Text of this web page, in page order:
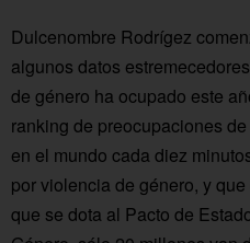
Dulcenombre Rodrígez
algunos datos
de género ha ocupado este
ranking de preocupaciones
en el mundo cada diez
por violencia de género, y
que se dota al Pacto de